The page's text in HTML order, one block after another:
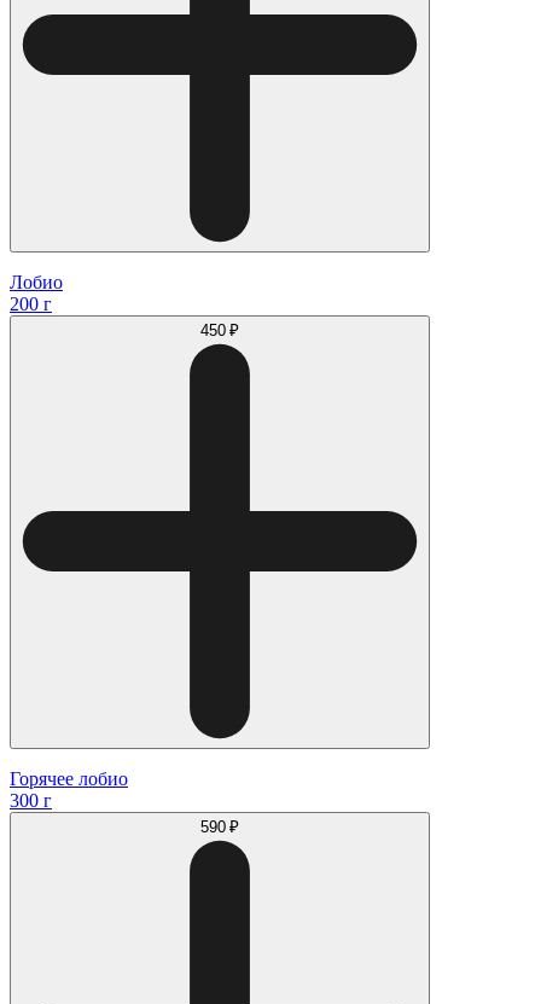
Лобио
200 г
450 ₽
Горячее лобио
300 г
590 ₽